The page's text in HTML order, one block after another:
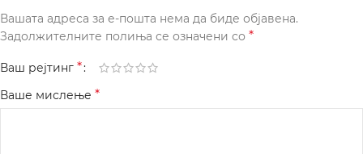
Вашата адреса за е-пошта нема да биде објавена.
Задолжителните полиња се означени со *
Ваш рејтинг *
Ваше мислење *